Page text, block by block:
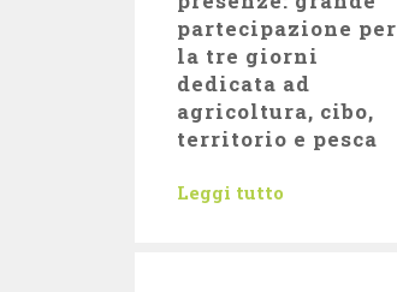
partecipazione per
la tre giorni
dedicata ad
agricoltura, cibo,
territorio e pesca
Leggi tutto